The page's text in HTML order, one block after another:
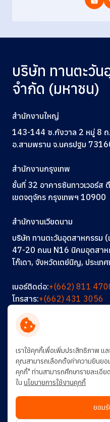
บริษัท ทานตะวั
จำกัด (มหาชน)
สำนักงานใหญ่
143-144 ซ.กังวาล 2 หมู่ 8 ถ
อ.สามพราน จ.นครปฐม
สำนักงานกรุงเทพ
ชั้นที่ 32 อาคารซันทาวเวอร์ส
เขตจตุจักร กรุงเทพฯ 10900
สำนักงานเวียดนาม
บริษัท ทานตะวันอุตสาหกรรม
47-20 ถนน N16 นิคมอุตสา
โก๊เดา, จังหวัดเตย์นิญ, ประเทศ
เบอร์ติดต่อ:+(662) 811
โทรสาร:+(662) 431 3056
อีเมล:
ติดต่อเรา
ร่วมงานกับเรา
การพัฒนาอย่างยั่งยืน
เราใช้คุกกี้เพื่อเพิ่มประสิทธิภาพ แ
คุณสามารถเลือกตั้งค่าความยินยอ
คุกกี้" ท่านสามารถศึกษารายละเอี
ใน นโยบายการใช้งานคุกกี้
ยอม